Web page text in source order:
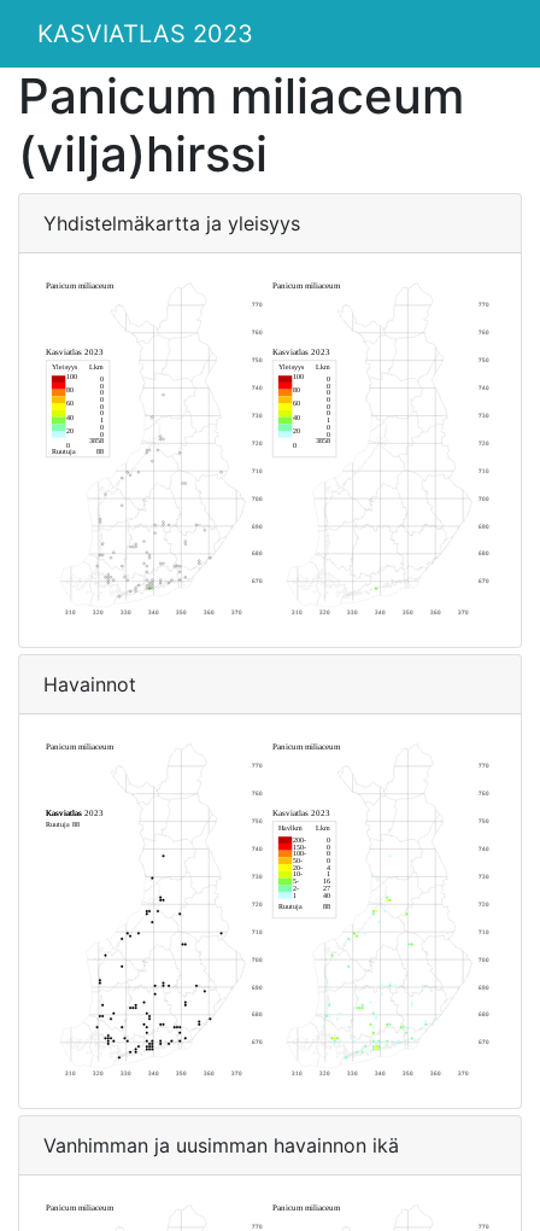
KASVIATLAS 2023
Panicum miliaceum
(vilja)hirssi
Yhdistelmäkartta ja yleisyys
Havainnot
Vanhimman ja uusimman havainnon ikä